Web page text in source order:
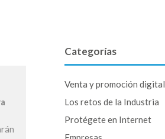
Categorías
Venta y promoción digital
Los retos de la Industria
Protégete en Internet